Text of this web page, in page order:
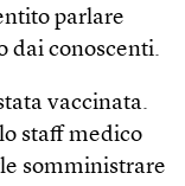
parlare
dai conoscenti.
vaccinata.
staff medico
somministrare